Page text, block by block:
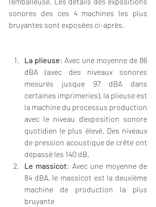
sonores des ces 4 machines les plus
bruyantes sont exposées ci-après.
La plieuse: Avec une moyenne de 86
dBA (avec des niveaux sonores
mesurés jusque 97 dBA dans
certaines imprimeries), la plieuse est
la machine du processus production
avec le niveau d'exposition sonore
quotidien le plus élevé. Des niveaux
de pression acoustique de crête ont
dépassé les 140 dB.
Le massicot: Avec une moyenne de
84 dBA, le massicot est la deuxième
machine de production la plus
bruyante